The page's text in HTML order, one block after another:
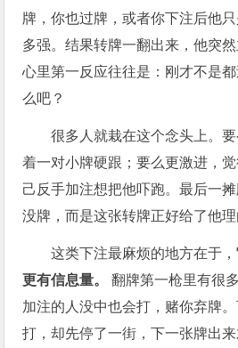
牌，你也过牌，或者你下注后他
多强。结果转牌一翻出来，他突
心里第一反应往往是：刚才不是
么吧？
很多人就栽在这个念头上。
着一对小牌硬跟；要么更激进，
己反手加注想把他吓跑。最后一
没牌，而是这张转牌正好给了他理
这类下注最麻烦的地方在于，
更有信息量。
翻牌第一枪里有很
加注的人没中也会打，赌你弃牌
打，却先停了一街，下一张牌出